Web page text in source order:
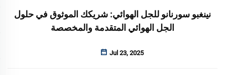
نينغبو سورنانو للجل الهوائي: شريكك الموثوق في حلول
الجل الهوائي المتقدمة والمخصصة
Jul 23, 2025